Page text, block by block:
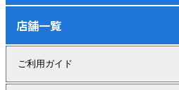
店舗一覧
ご利用ガイド